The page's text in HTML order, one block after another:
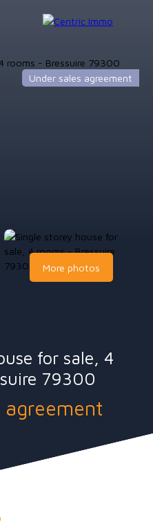
Under sales agreement
More photos
for sale, 4
79300
agreement